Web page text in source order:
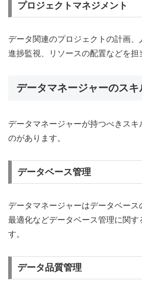
プロジェクトマネジメント
データ関連のプロジェクトの計画、
進捗監視、リソースの配置などを担
データマネージャーのスキ
データマネージャーが持つべきスキ
のがあります。
データベース管理
データマネージャーはデータベース
最適化などデータベース管理に関す
す。
データ品質管理